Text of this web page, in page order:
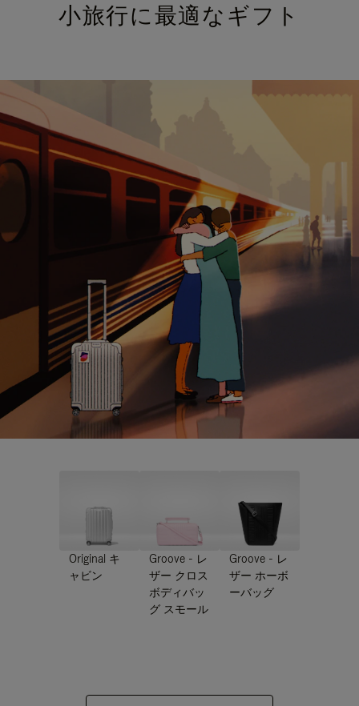
小旅行に最適なギフト
Original キ
ャビン
Groove - レ
ザー クロス
ボディバッ
グ スモール
Groove - レ
ザー ホーボ
ーバッグ